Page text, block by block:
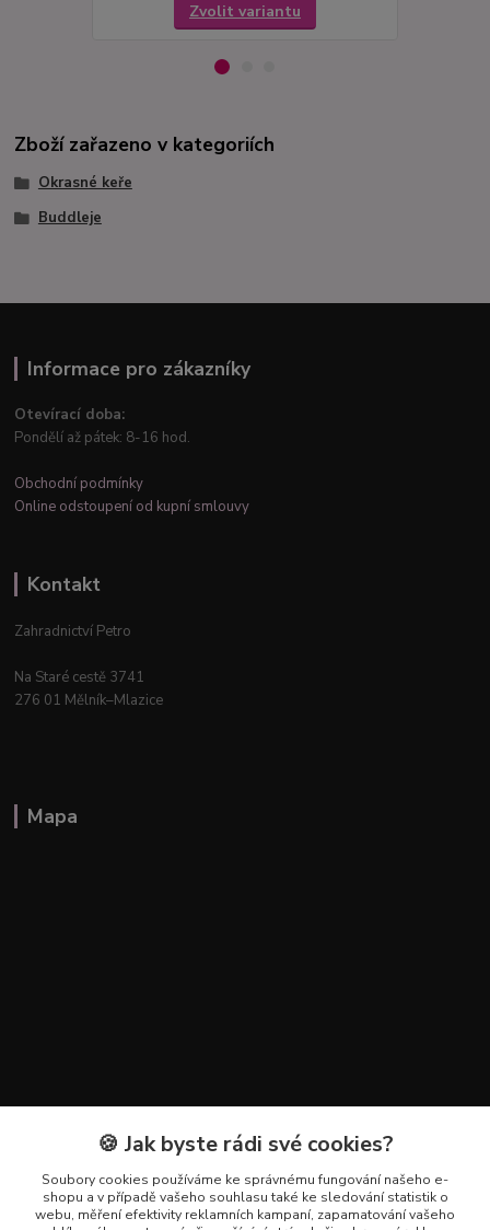
Zvolit variantu
Zboží zařazeno v kategoriích
Okrasné keře
Buddleje
Informace pro zákazníky
Otevírací doba:
Pondělí až pátek: 8-16 hod.
Obchodní podmínky
Online odstoupení od kupní smlouvy
Kontakt
Zahradnictví Petro
Na Staré cestě 3741
276 01 Mělník–Mlazice
Mapa
Kontakty
+420 602 223 614
🍪 Jak byste rádi své cookies?
Soubory cookies používáme ke správnému fungování našeho e-
shopu a v případě vašeho souhlasu také ke sledování statistik o
webu, měření efektivity reklamních kampaní, zapamatování vašeho